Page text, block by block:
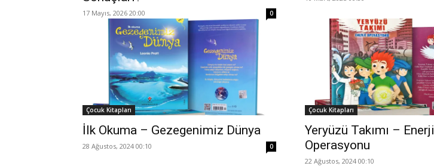
17 Mayıs, 2026 20:00 0
Çocuk Kitapları
İlk Okuma – Gezegenimiz Dünya
28 Ağustos, 2024 00:10 0
Çocuk Kitapları
Yeryüzü Takımı – Enerji
Operasyonu
22 Ağustos, 2024 00:10